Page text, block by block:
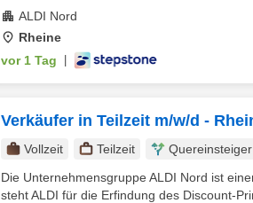
ALDI Nord
Rheine
vor 1 Tag
Verkäufer in Teilzeit m/w/d -
Vollzeit Teilzeit Quereinsteiger
Die Unternehmensgruppe ALDI Nord ist
steht ALDI für die Erfindung des Discount-